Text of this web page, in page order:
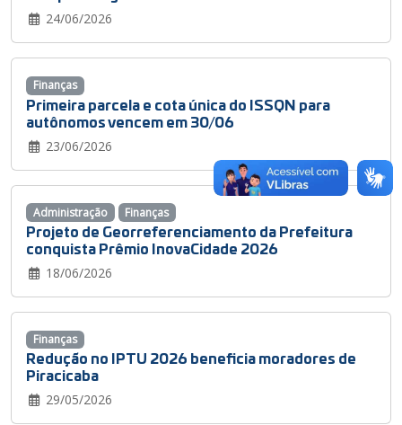
24/06/2026
Primeira parcela e cota única do ISSQN para
autônomos vencem em 30/06
23/06/2026
Finanças
Projeto de Georreferenciamento da Prefeitura
conquista Prêmio InovaCidade 2026
18/06/2026
Administração Finanças
Redução no IPTU 2026 beneficia moradores de
Piracicaba
29/05/2026
Finanças